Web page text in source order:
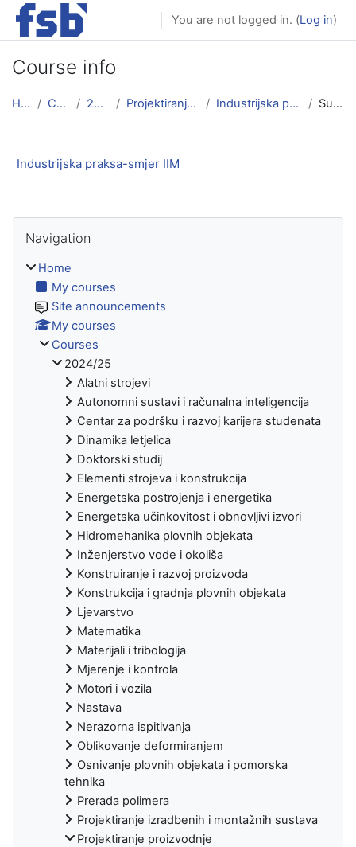
Skip to main content
You are not logged in. (Log in)
Course info
Home Courses 2024/25 Projektiranje proizvodnje Industrijska praksa-smjer IIM Summary
Industrijska praksa-smjer IIM
Navigation
Home
My courses
Site announcements
My courses
Courses
2024/25
Alatni strojevi
Autonomni sustavi i računalna inteligencija
Centar za podršku i razvoj karijera studenata
Dinamika letjelica
Doktorski studij
Elementi strojeva i konstrukcija
Energetska postrojenja i energetika
Energetska učinkovitost i obnovljivi izvori
Hidromehanika plovnih objekata
Inženjerstvo vode i okoliša
Konstruiranje i razvoj proizvoda
Konstrukcija i gradnja plovnih objekata
Ljevarstvo
Matematika
Materijali i tribologija
Mjerenje i kontrola
Motori i vozila
Nastava
Nerazorna ispitivanja
Oblikovanje deformiranjem
Osnivanje plovnih objekata i pomorska
tehnika
Prerada polimera
Projektiranje izradbenih i montažnih sustava
Projektiranje proizvodnje